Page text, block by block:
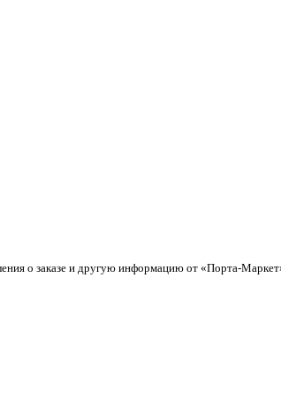
о заказе и другую информацию от «Порта-